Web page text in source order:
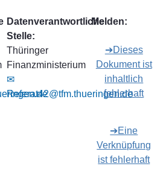
Datenverantwortliche
Stelle:
Thüringer
Finanzministerium
✉
Referat42@tfm.thueringen.de
Melden:
➔Dieses
Dokument ist
inhaltlich
fehlerhaft
➔Eine
Verknüpfung
ist fehlerhaft